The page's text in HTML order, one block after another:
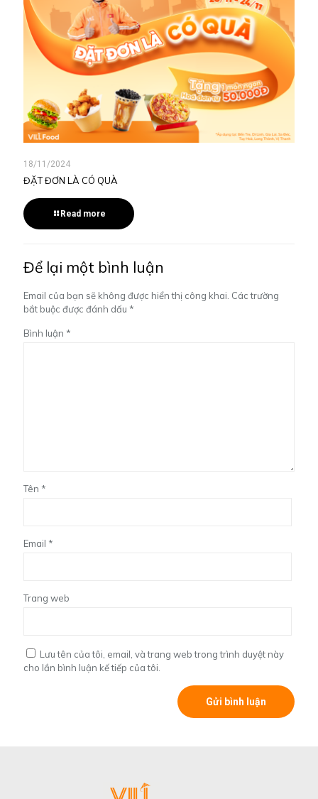
18/11/2024
ĐẶT ĐƠN LÀ CÓ QUÀ
Read more
Để lại một bình luận
Email của bạn sẽ không được hiển thị công khai. Các trường
bắt buộc được đánh dấu *
Bình luận *
Tên *
Email *
Trang web
Lưu tên của tôi, email, và trang web trong trình duyệt này
cho lần bình luận kế tiếp của tôi.